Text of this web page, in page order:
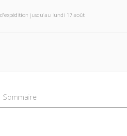
jusqu'au lundi 17 août
Sommaire